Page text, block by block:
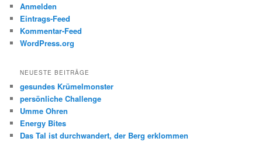
Anmelden
Eintrags-Feed
Kommentar-Feed
WordPress.org
NEUESTE BEITRÄGE
gesundes Krümelmonster
persönliche Challenge
Umme Ohren
Energy Bites
Das Tal ist durchwandert, der Berg erklommen